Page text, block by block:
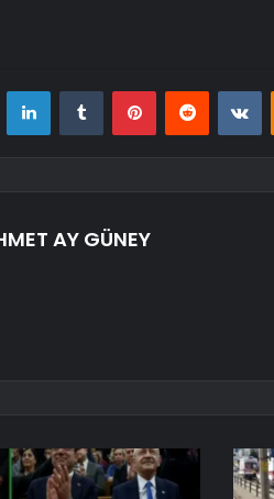
LinkedInTumblr PinterestReddit
AY GÜNEY